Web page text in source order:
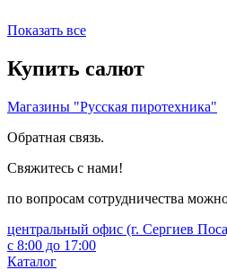
Показать все
Купить салют
Магазины "Русская пиротехника"
Обратная связь.
Свяжитесь с нами!
по вопросам сотрудничества
центральный офис (г. Сергиев
с 8:00 до 17:00
Каталог